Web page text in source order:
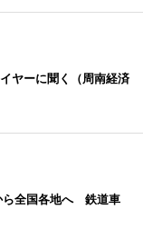
ヤーに聞く（周南経済
ら全国各地へ 鉄道車